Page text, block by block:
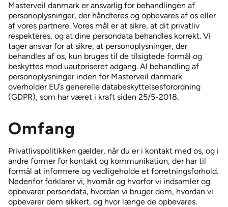
NIGHT CURTAIN* *kun det skandinaviske marked
PORTAL 300 lufttæppe – ventilatorenhed med lav profil
ROUNDEL lufttæppe – Karruseldøre
TERMINAL lufttæppesystem – Flere døre
Masterveil danmark er ansvarlig for behandlingen af
personoplysninger, der håndteres og opbevares af os eller
af vores partnere. Vores mål er at sikre, at dit privatliv
respekteres, og at dine persondata behandles korrekt. Vi
tager ansvar for at sikre, at personoplysninger, der
behandles af os, kun bruges til de tilsigtede formål og
beskyttes mod uautoriseret adgang. Al behandling af
personoplysninger inden for Masterveil danmark
overholder EU’s generelle databeskyttelsesforordning
(GDPR), som har været i kraft siden 25/5-2018.
Omfang
Privatlivspolitikken gælder, når du er i kontakt med os, og i
andre former for kontakt og kommunikation, der har til
formål at informere og vedligeholde et forretningsforhold.
Nedenfor forklarer vi, hvornår og hvorfor vi indsamler og
opbevarer persondata, hvordan vi bruger dem, hvordan vi
opbevarer dem sikkert, og hvor længe de opbevares.